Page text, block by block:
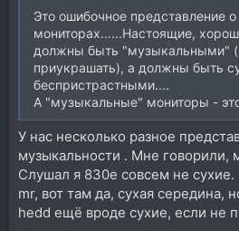
Это ошибочное представление
мониторах......Настоящие,
должны быть "музыкальными"
приукрашать), а должны быть
беспристрастными....
А "музыкальные" мониторы -
У нас несколько разное
музыкальности . Мне говорили,
Слушал я 830е совсем не
mr, вот там да, сухая середина,
hedd ещё вроде сухие, если не